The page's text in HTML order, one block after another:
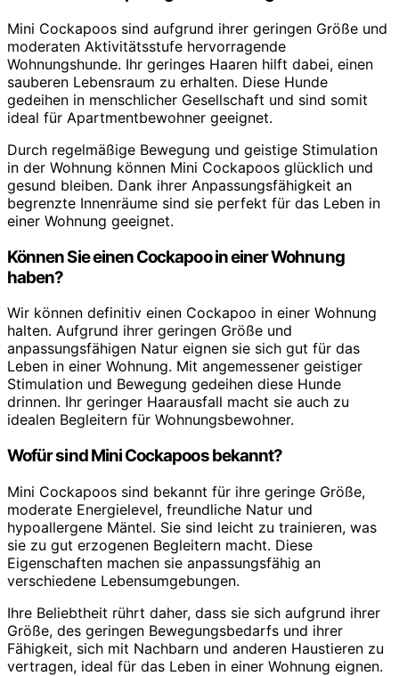
Mini Cockapoos sind aufgrund ihrer geringen Größe und
moderaten Aktivitätsstufe hervorragende
Wohnungshunde. Ihr geringes Haaren hilft dabei, einen
sauberen Lebensraum zu erhalten. Diese Hunde
gedeihen in menschlicher Gesellschaft und sind somit
ideal für Apartmentbewohner geeignet.
Durch regelmäßige Bewegung und geistige Stimulation
in der Wohnung können Mini Cockapoos glücklich und
gesund bleiben. Dank ihrer Anpassungsfähigkeit an
begrenzte Innenräume sind sie perfekt für das Leben in
einer Wohnung geeignet.
Können Sie einen Cockapoo in einer Wohnung
haben?
Wir können definitiv einen Cockapoo in einer Wohnung
halten. Aufgrund ihrer geringen Größe und
anpassungsfähigen Natur eignen sie sich gut für das
Leben in einer Wohnung. Mit angemessener geistiger
Stimulation und Bewegung gedeihen diese Hunde
drinnen. Ihr geringer Haarausfall macht sie auch zu
idealen Begleitern für Wohnungsbewohner.
Wofür sind Mini Cockapoos bekannt?
Mini Cockapoos sind bekannt für ihre geringe Größe,
moderate Energielevel, freundliche Natur und
hypoallergene Mäntel. Sie sind leicht zu trainieren, was
sie zu gut erzogenen Begleitern macht. Diese
Eigenschaften machen sie anpassungsfähig an
verschiedene Lebensumgebungen.
Ihre Beliebtheit rührt daher, dass sie sich aufgrund ihrer
Größe, des geringen Bewegungsbedarfs und ihrer
Fähigkeit, sich mit Nachbarn und anderen Haustieren zu
vertragen, ideal für das Leben in einer Wohnung eignen.